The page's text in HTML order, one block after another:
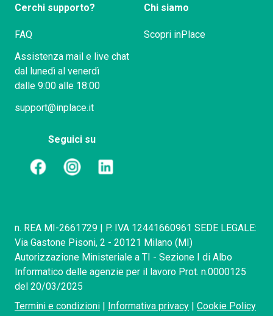
Cerchi supporto?
FAQ
Assistenza mail e live chat
dal lunedì al venerdì
dalle 9:00 alle 18:00
support@inplace.it
Chi siamo
Scopri inPlace
Seguici su
n. REA MI-2661729 | P. IVA 12441660961 SEDE LEGALE:
Via Gastone Pisoni, 2 - 20121 Milano (MI)
Autorizzazione Ministeriale a TI - Sezione I di Albo
Informatico delle agenzie per il lavoro Prot. n.0000125
del 20/03/2025
Termini e condizioni | Informativa privacy | Cookie Policy